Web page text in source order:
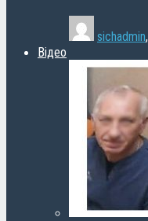
sichadmin,
Відео